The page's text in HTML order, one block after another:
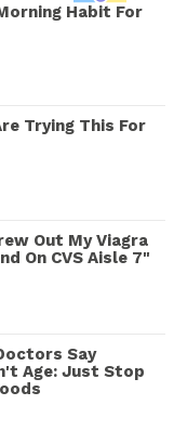
Habit For
Trying This For
Out My Viagra
On CVS Aisle 7"
Say
Age: Just Stop